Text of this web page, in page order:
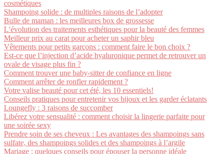
cosmétiques
Shampoing solide : de multiples raisons de l’adopter
Bulle de maman : les meilleures box de grossesse
L’évolution des traitements esthétiques pour la beauté des femmes
Meilleur prix au carat pour acheter un saphir bleu
Vêtements pour petits garçons : comment faire le bon choix ?
Est-ce que l’injection d’acide hyaluronique permet de retrouver un
ovale de visage plus fin ?
Comment trouver une baby-sitter de confiance en ligne
Comment arrêter de ronfler rapidement ?
Votre valise beauté pour cet été, les 10 essentiels!
Conseils pratiques pour entretenir vos bijoux et les garder éclatants
Loungefly : 3 raisons de succomber
Libérez votre sensualité : comment choisir la lingerie parfaite pour
une soirée sexy
Prendre soin de ses cheveux : Les avantages des shampoings sans
sulfate, des shampoings solides et des shampoings à l’argile
Mariage : quelques conseils pour épouser la personne idéale